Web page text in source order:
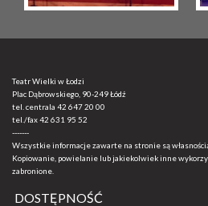
Teatr Wielki w Łodzi
Plac Dąbrowskiego, 90-249 Łódź
tel. centrala 42 647 20 00
tel./fax42 631 95 52
-------
Wszystkie informacje zawarte na stronie są
Kopiowanie, powielanie lub jakiekolwiek inne
zabronione.
DOSTĘPNOŚĆ